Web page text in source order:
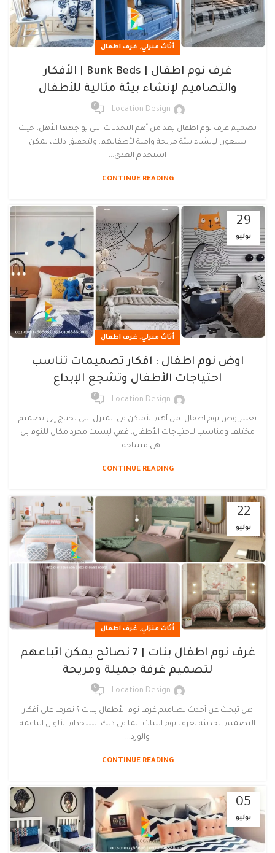
أثاث منزلي, غرف اطفال
غرف نوم اطفال | Bunk Beds | الأفكار
والتصاميم لإنشاء بيئة مثالية للأطفال
Location Design
0
تصميم غرف نوم اطفال يعد من أهم التحديات التي يواجهها الأهل، حيث
يسعون لإنشاء بيئة مريحة وآمنة لأطفالهم. ولتحقيق ذلك، يمكن
استخدام العدي...
CONTINUE READING
29
يوليو
أثاث منزلي, غرف اطفال
اوض نوم اطفال : افكار تصميمات تناسب
احتياجات الأطفال وتشجع الإبداع
Location Design
0
تعتبراوض نوم اطفال من أهم الأماكن في المنزل التي تحتاج إلى تصميم
مختلف ومناسب لاحتياجات الأطفال. فهي ليست مجرد مكان للنوم بل
هي مساحة ...
CONTINUE READING
22
يوليو
أثاث منزلي, غرف اطفال
غرف نوم اطفال بنات | 7 نصائح يمكن اتباعهم
لتصميم غرفة جميلة ومريحة
Location Design
0
هل تبحث عن أحدث تصاميم غرف نوم الأطفال بنات ؟ تعرف على أفكار
التصميم الحديثة لغرف نوم البنات، بما في ذلك استخدام الألوان الناعمة
والورد...
CONTINUE READING
05
يوليو